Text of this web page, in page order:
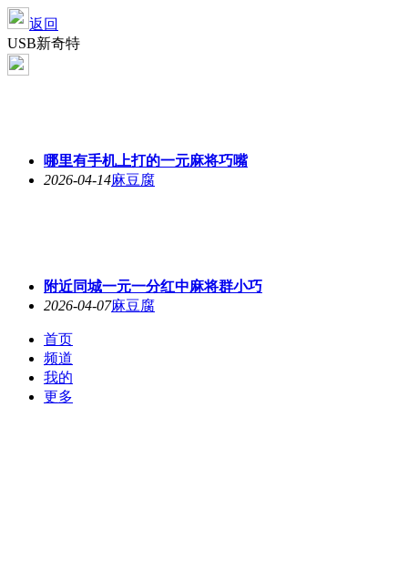
返回
USB新奇特
哪里有手机上打的一元麻将巧嘴
2026-04-14麻豆腐
附近同城一元一分红中麻将群小巧
2026-04-07麻豆腐
首页
频道
我的
更多